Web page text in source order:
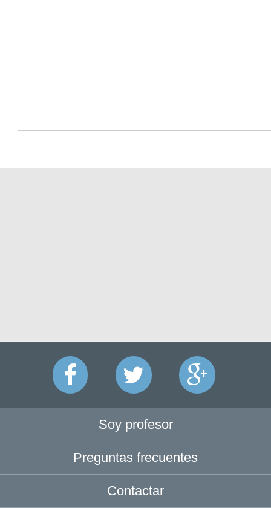
Soy profesor
Preguntas frecuentes
Contactar